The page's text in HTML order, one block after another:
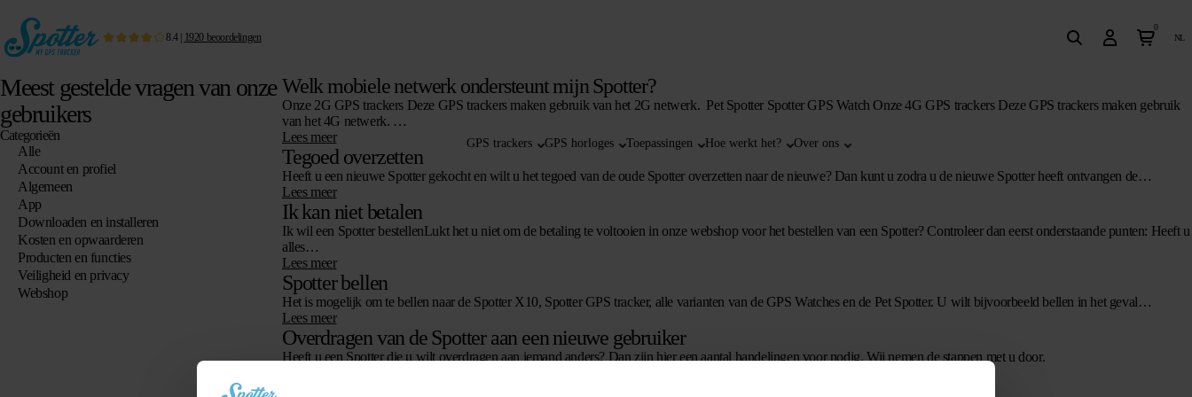
8.4| 1920 beoordelingen
GPS trackers GPS horloges Toepassingen Hoe werkt het? Over ons
0
nl
Meest gestelde vragen van onze
gebruikers
Categorieën
Alle
Account en profiel
Algemeen
App
Downloaden en installeren
Kosten en opwaarderen
Producten en functies
Veiligheid en privacy
Webshop
Welk mobiele netwerk ondersteunt mijn Spotter?
Onze 2G GPS trackers Deze GPS trackers maken gebruik van het 2G netwerk. Pet Spotter Spotter GPS Watch Onze 4G GPS trackers Deze GPS trackers maken gebruik
van het 4G netwerk. …
Lees meer
Tegoed overzetten
Heeft u een nieuwe Spotter gekocht en wilt u het tegoed van de oude Spotter overzetten naar de nieuwe? Dan kunt u zodra u de nieuwe Spotter heeft ontvangen de…
Lees meer
Ik kan niet betalen
Ik wil een Spotter bestellenLukt het u niet om de betaling te voltooien in onze webshop voor het bestellen van een Spotter? Controleer dan eerst onderstaande punten: Heeft u
alles…
Lees meer
Spotter bellen
Het is mogelijk om te bellen naar de Spotter X10, Spotter GPS tracker, alle varianten van de GPS Watches en de Pet Spotter. U wilt bijvoorbeeld bellen in het geval…
Lees meer
Overdragen van de Spotter aan een nieuwe gebruiker
Heeft u een Spotter die u wilt overdragen aan iemand anders? Dan zijn hier een aantal handelingen voor nodig. Wij nemen de stappen met u door.